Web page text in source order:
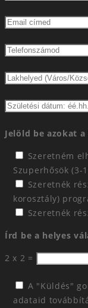
Jelöld be azokat
Szeretném
Szuperhősök (3-
Szeretnék
korosztály)
Szeretnék
Írd be a helyes
2 x 2 =
A "Küldés"
adataid